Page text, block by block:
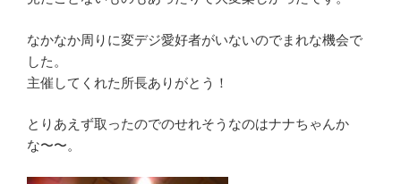
なかなか周りに変デジ愛好者がいないのでまれな機会で
した。
主催してくれた所長ありがとう！
とりあえず取ったのでのせれそうなのはナナちゃんか
な〜〜。